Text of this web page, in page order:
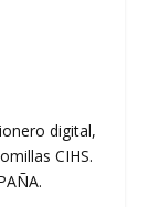
digital,
CIHS.